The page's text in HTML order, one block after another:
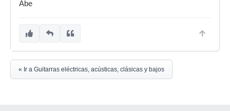
Abe
« Ir a Guitarras eléctricas, acústicas, clásicas y bajos